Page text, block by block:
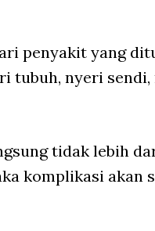
penyakit yang
tubuh, nyeri sendi,
tidak lebih
komplikasi akan